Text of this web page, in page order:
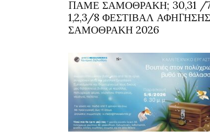
ΠΑΜΕ ΣΑΜΟΘΡΑΚΗ; 30,31 /
1,2,3/8 ΦΕΣΤΙΒΑΛ ΑΦΗΓΗΣΗΣ
ΣΑΜΟΘΡΑΚΗ 2026